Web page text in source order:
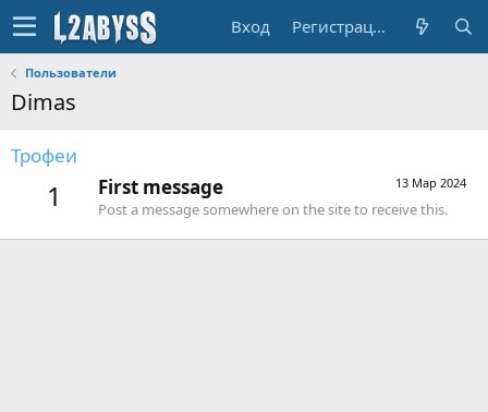
Вход Регистрация
Пользователи
Dimas
Трофеи
1 13 Мар 2024
First message
Post a message somewhere on the site to receive this.